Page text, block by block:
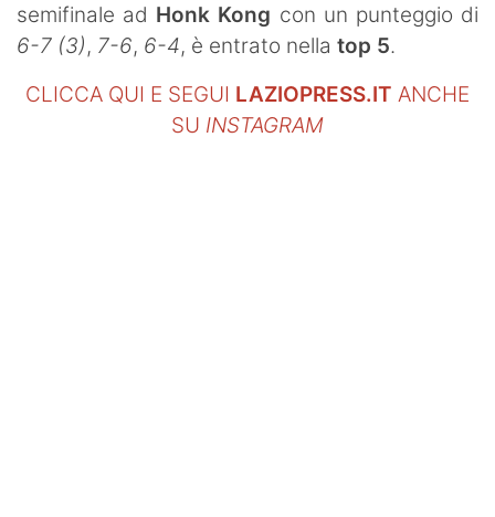
semifinale ad Honk Kong con un punteggio di
6-7 (3), 7-6, 6-4, è entrato nella top 5.
CLICCA QUI E SEGUI LAZIOPRESS.IT ANCHE
SU INSTAGRAM